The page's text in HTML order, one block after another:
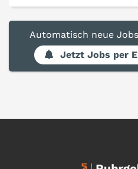
Automatisch neue
Jetzt Jobs per